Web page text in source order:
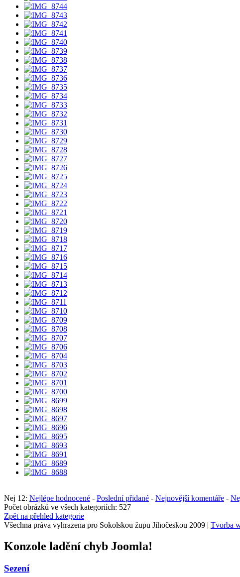
Nej 12: Nejlépe hodnocené - Poslední přidané - Nejnovější komentáře -
Počet obrázků ve všech kategoriích: 527
Zpět na přehled kategorie
Všechna práva vyhrazena pro Sokolskou župu Jihočeskou 2009 | Tvorba
Konzole ladění chyb Joomla!
Sezení